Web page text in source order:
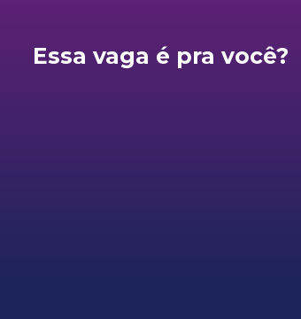
Essa vaga é pra você?